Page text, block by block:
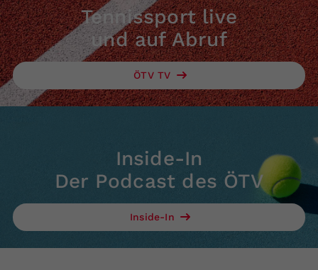
Tennissport live
und auf Abruf
ÖTV TV
Inside-In
Der Podcast des ÖTV
Inside-In